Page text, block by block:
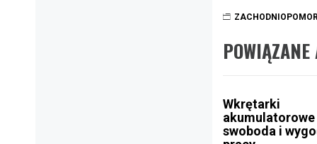
Wkrętarki
akumulatorowe
swoboda i